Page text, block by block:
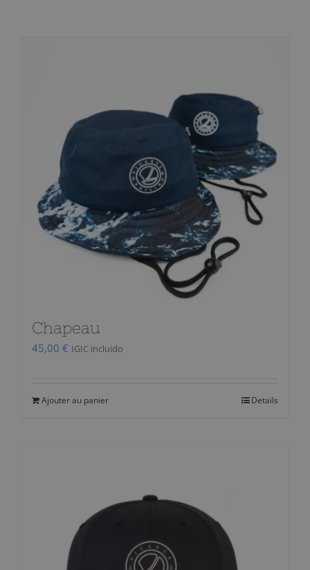
Chapeau
45,00 € IGIC incluido
Ajouter au panier Details